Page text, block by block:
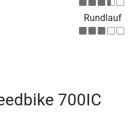
Rundlauf
700IC